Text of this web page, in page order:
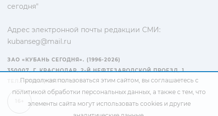
сегодня"
Адрес электронной почты редакции СМИ:
kubanseg@mail.ru
ЗАО «КУБАНЬ СЕГОДНЯ». (1996-2026)
350007, Г. КРАСНОДАР, 2-Й НЕФТЕЗАВОДСКОЙ ПРОЕЗД, 1
ТЕЛ.: +7(861) 267-15-15
Продолжая пользоваться этим сайтом, вы соглашаетесь с
политикой обработки персональных данных, а также с тем, что
элементы сайта могут использовать cookies и другие